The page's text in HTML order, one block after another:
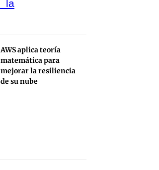
AWS aplica teoría
matemática para
mejorar la resiliencia
de su nube